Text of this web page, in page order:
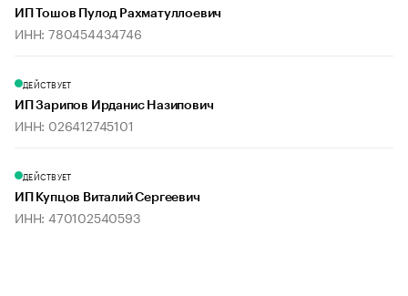
ИП Тошов Пулод Рахматуллоевич
ИНН: 780454434746
ДЕЙСТВУЕТ
ИП Зарипов Ирданис Назипович
ИНН: 026412745101
ДЕЙСТВУЕТ
ИП Купцов Виталий Сергеевич
ИНН: 470102540593